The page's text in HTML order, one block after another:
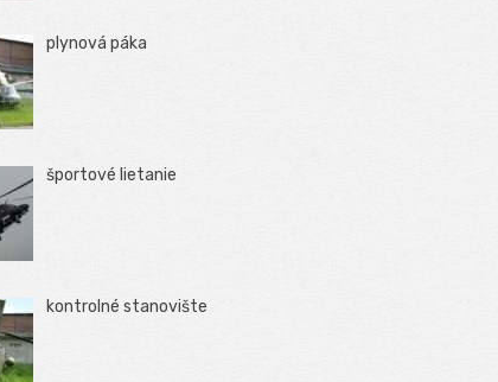
plynová páka
športové lietanie
kontrolné stanovište